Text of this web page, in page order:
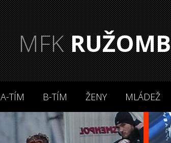
MFK
A-TÍM B-TÍM ŽENY MLÁDEŽ